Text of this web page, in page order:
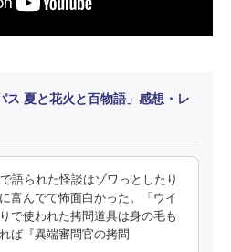
ス 夏と花火と百物語」感想・レ
語られた怪談はゾワっとしたり
富んでて怖面白かった。「ウイ
で使われた拷問道具は身の毛も
ば『異端審問官の拷問